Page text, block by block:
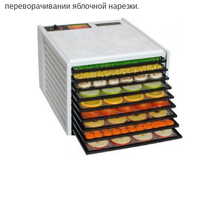
переворачивании яблочной нарезки.